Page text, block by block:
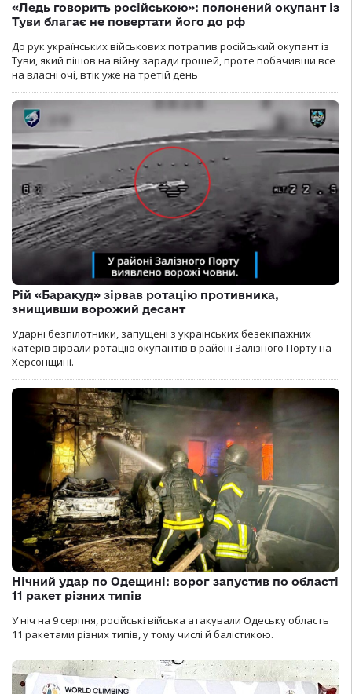
«Ледь говорить російською»: полонений окупант із
Туви благає не повертати його до рф
До рук українських військових потрапив російський окупант із
Туви, який пішов на війну заради грошей, проте побачивши все
на власні очі, втік уже на третій день
Рій «Баракуд» зірвав ротацію противника,
знищивши ворожий десант
Ударні безпілотники, запущені з українських безекіпажних
катерів зірвали ротацію окупантів в районі Залізного Порту на
Херсонщині.
Нічний удар по Одещині: ворог запустив по області
11 ракет різних типів
У ніч на 9 серпня, російські війська атакували Одеську область
11 ракетами різних типів, у тому числі й балістикою.